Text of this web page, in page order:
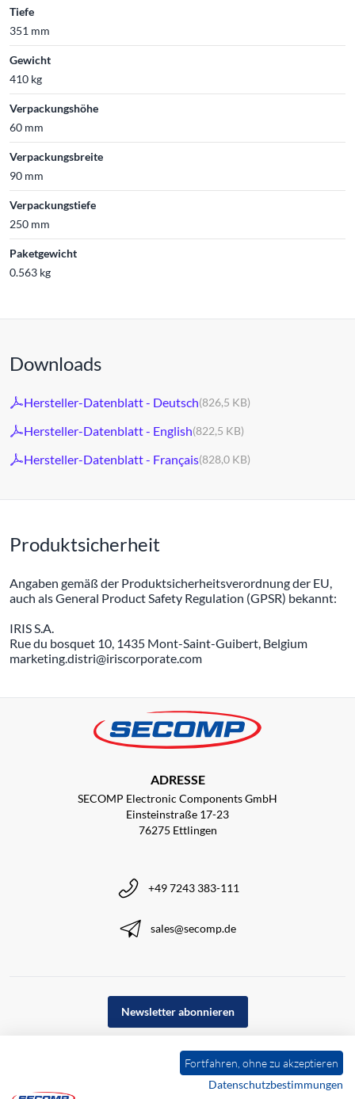
Tiefe
351 mm
Gewicht
410 kg
Verpackungshöhe
60 mm
Verpackungsbreite
90 mm
Verpackungstiefe
250 mm
Paketgewicht
0.563 kg
Downloads
Hersteller-Datenblatt - Deutsch(826,5 KB)
Hersteller-Datenblatt - English(822,5 KB)
Hersteller-Datenblatt - Français(828,0 KB)
Produktsicherheit
Angaben gemäß der Produktsicherheitsverordnung der EU,
auch als General Product Safety Regulation (GPSR) bekannt:
IRIS S.A.
Rue du bosquet 10, 1435 Mont-Saint-Guibert, Belgium
marketing.distri@iriscorporate.com
ADRESSE
SECOMP Electronic Components GmbH
Einsteinstraße 17-23
76275 Ettlingen
+49 7243 383-111
sales@secomp.de
Newsletter abonnieren
Fortfahren, ohne zu akzeptieren
Datenschutzbestimmungen